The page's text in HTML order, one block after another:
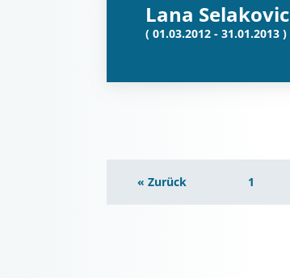
Lana Selakovic
( 01.03.2012 - 31.01.2013 )
« Zurück 1